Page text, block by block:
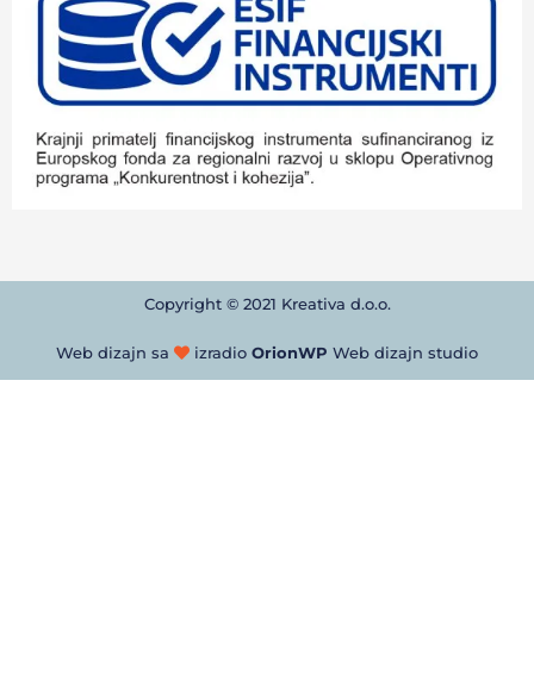
Copyright © 2021 Kreativa d.o.o.
Web dizajn sa izradio OrionWP Web dizajn studio